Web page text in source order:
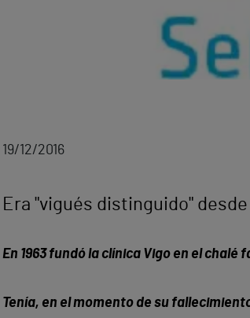
19/12/2016
Era "vigués distinguido"
En 1963 fundó la clínica Vigo en el
Tenía, en el momento de su